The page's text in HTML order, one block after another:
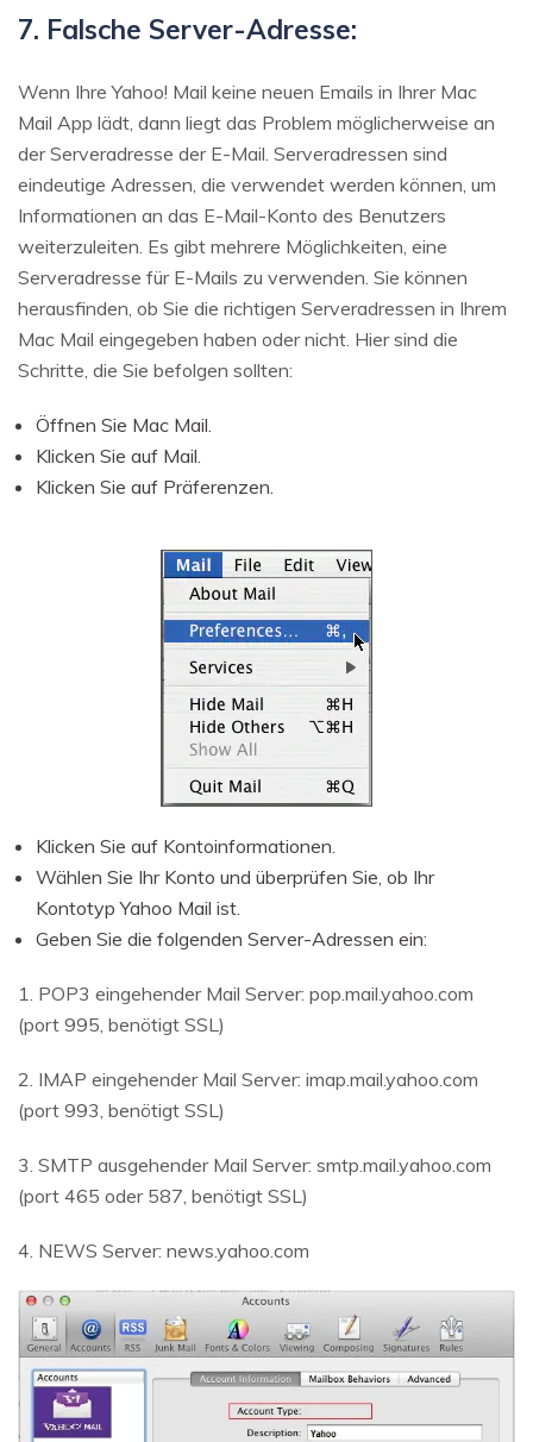
7. Falsche Server-Adresse:
Wenn Ihre Yahoo! Mail keine neuen Emails in Ihrer Mac
Mail App lädt, dann liegt das Problem möglicherweise an
der Serveradresse der E-Mail. Serveradressen sind
eindeutige Adressen, die verwendet werden können, um
Informationen an das E-Mail-Konto des Benutzers
weiterzuleiten. Es gibt mehrere Möglichkeiten, eine
Serveradresse für E-Mails zu verwenden. Sie können
herausfinden, ob Sie die richtigen Serveradressen in Ihrem
Mac Mail eingegeben haben oder nicht. Hier sind die
Schritte, die Sie befolgen sollten:
Öffnen Sie Mac Mail.
Klicken Sie auf Mail.
Klicken Sie auf Präferenzen.
Klicken Sie auf Kontoinformationen.
Wählen Sie Ihr Konto und überprüfen Sie, ob Ihr
Kontotyp Yahoo Mail ist.
Geben Sie die folgenden Server-Adressen ein:
1. POP3 eingehender Mail Server: pop.mail.yahoo.com
(port 995, benötigt SSL)
2. IMAP eingehender Mail Server: imap.mail.yahoo.com
(port 993, benötigt SSL)
3. SMTP ausgehender Mail Server: smtp.mail.yahoo.com
(port 465 oder 587, benötigt SSL)
4. NEWS Server: news.yahoo.com